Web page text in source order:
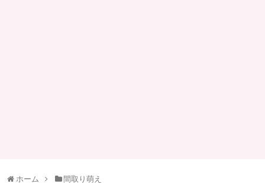
ホーム 間取り萌え